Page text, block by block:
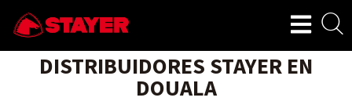
DISTRIBUIDORES STAYER EN
DOUALA